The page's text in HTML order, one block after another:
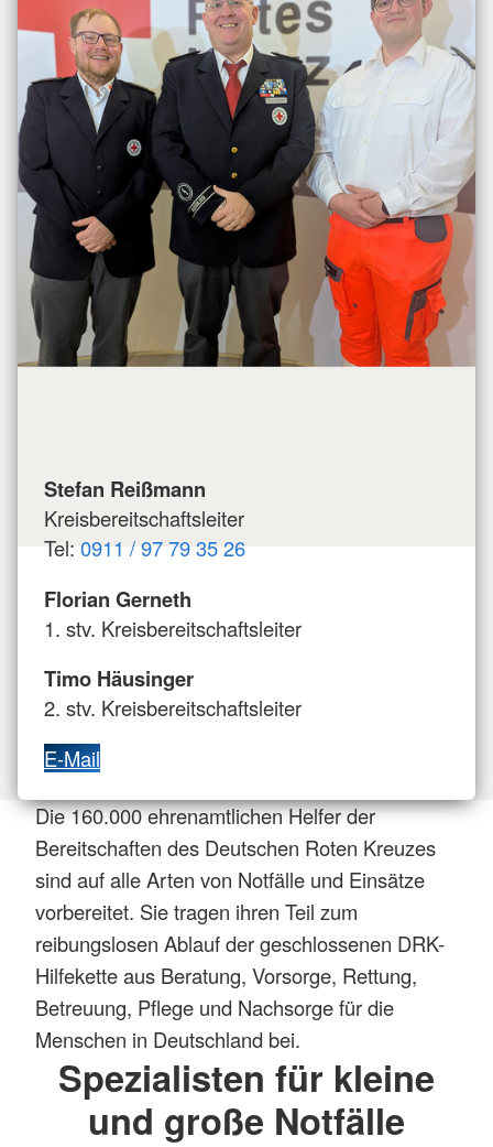
Stefan Reißmann
Kreisbereitschaftsleiter
Tel: 0911 / 97 79 35 26
Florian Gerneth
1. stv. Kreisbereitschaftsleiter
Timo Häusinger
2. stv. Kreisbereitschaftsleiter
E-Mail
Die 160.000 ehrenamtlichen Helfer der
Bereitschaften des Deutschen Roten Kreuzes
sind auf alle Arten von Notfälle und Einsätze
vorbereitet. Sie tragen ihren Teil zum
reibungslosen Ablauf der geschlossenen DRK-
Hilfekette aus Beratung, Vorsorge, Rettung,
Betreuung, Pflege und Nachsorge für die
Menschen in Deutschland bei.
Spezialisten für kleine
und große Notfälle